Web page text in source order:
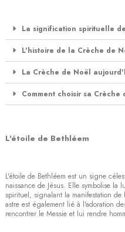
La signification spirituelle
L'histoire de la Crèche de
La Crèche de Noël
Comment choisir sa Crèche
L'étoile de Bethléem
L'étoile de Bethléem est un signe
naissance de Jésus. Elle symbolise
spirituel, signalant la manifestation
astre est également lié à l'adoration
rencontrer le Messie et lui rendre